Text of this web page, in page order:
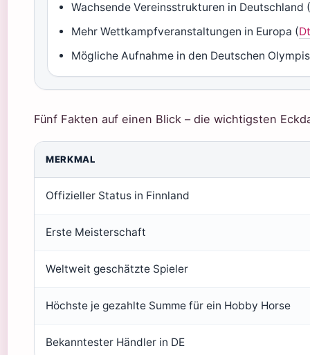
Wachsende Vereinsstrukturen in Deutschland
Mehr Wettkampfveranstaltungen in Europa (
Mögliche Aufnahme in den Deutschen
Fünf Fakten auf einen Blick – die wichtigsten
MERKMAL
Offizieller Status in Finnland
Erste Meisterschaft
Weltweit geschätzte Spieler
Höchste je gezahlte Summe für ein Hobby Horse
Bekanntester Händler in DE